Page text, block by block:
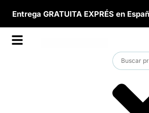
Entrega GRATUITA EXPRÉS en